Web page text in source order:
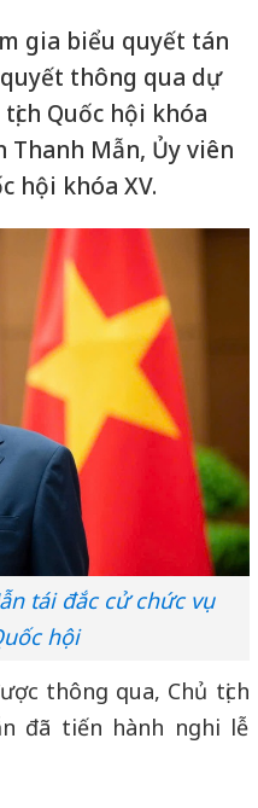
gia biểu quyết tán
thông qua dự
Quốc hội khóa
Thanh Mẫn, Ủy viên
hội khóa XV.
tái đắc cử chức vụ
hội
thông qua, Chủ tịch
đã tiến hành nghi lễ